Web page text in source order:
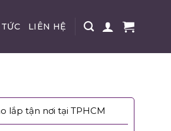
LIÊN HỆ
lắp tận nơi tại TPHCM